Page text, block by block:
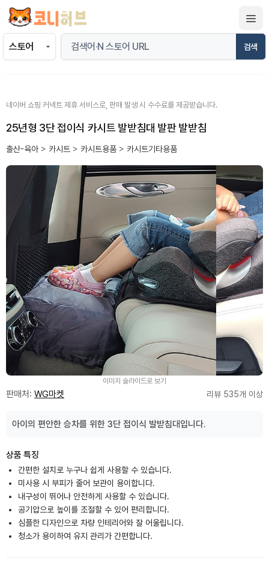
츠
검색
네이버 쇼핑 커넥트 제휴 서비스로, 판매 발생 시 수수료를 제공받습니다.
25년형 3단 접이식 카시트 발받침대 발판 발받침
출산-육아 > 카시트 > 카시트용품 > 카시트기타용품
이미지 슬라이드로 보기
판매처: WG마켓 리뷰 535개 이상
아이의 편안한 승차를 위한 3단 접이식 발받침대입니다.
상품 특징
간편한 설치로 누구나 쉽게 사용할 수 있습니다.
미사용 시 부피가 줄어 보관이 용이합니다.
내구성이 뛰어나 안전하게 사용할 수 있습니다.
공기압으로 높이를 조절할 수 있어 편리합니다.
심플한 디자인으로 차량 인테리어와 잘 어울립니다.
청소가 용이하여 유지 관리가 간편합니다.